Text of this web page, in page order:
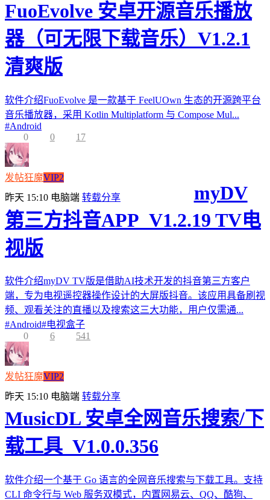
FuoEvolve 安卓开源音乐播放
器（可无限下载音乐）V1.2.1
清爽版
软件介绍FuoEvolve 是一款基于 FeelUOwn 生态的开源跨平台
音乐播放器，采用 Kotlin Multiplatform 与 Compose Mul...
#Android
0
0 17
发帖狂魔VIP2
昨天 15:10 电脑端 转载分享
myDV
第三方抖音APP_V1.2.19 TV电
视版
软件介绍myDV TV版是借助AI技术开发的抖音第三方客户
端，专为电视遥控器操作设计的大屏版抖音。该应用具备刷视
频、观看关注的直播以及搜索这三大功能，用户仅需通...
#Android#电视盒子
0
6 541
发帖狂魔VIP2
昨天 15:10 电脑端 转载分享
MusicDL 安卓全网音乐搜索/下
载工具_V1.0.0.356
软件介绍一个基于 Go 语言的全网音乐搜索与下载工具。支持
CLI 命令行与 Web 服务双模式，内置网易云、QQ、酷狗、